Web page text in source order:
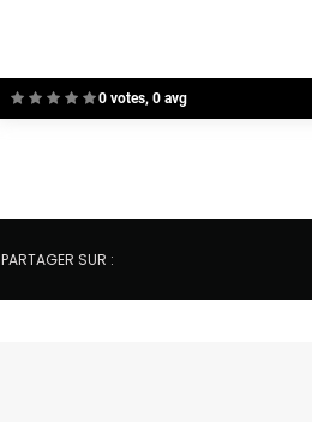
0 votes, 0 avg
PARTAGER SUR :